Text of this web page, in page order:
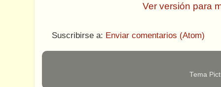
Ver versión para
Suscribirse a: Enviar comentarios (Atom)
Tema